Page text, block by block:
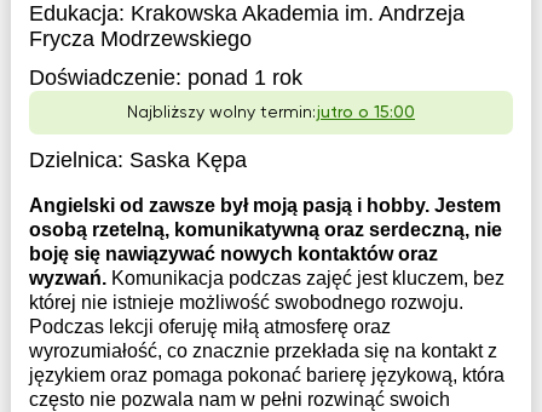
Edukacja: Krakowska Akademia im. Andrzeja
Frycza Modrzewskiego
Doświadczenie: ponad 1 rok
Najbliższy wolny termin:jutro o 15:00
Dzielnica: Saska Kępa
Angielski od zawsze był moją pasją i hobby. Jestem
osobą rzetelną, komunikatywną oraz serdeczną, nie
boję się nawiązywać nowych kontaktów oraz
wyzwań. Komunikacja podczas zajęć jest kluczem, bez
której nie istnieje możliwość swobodnego rozwoju.
Podczas lekcji oferuję miłą atmosferę oraz
wyrozumiałość, co znacznie przekłada się na kontakt z
językiem oraz pomaga pokonać barierę językową, która
często nie pozwala nam w pełni rozwinąć swoich